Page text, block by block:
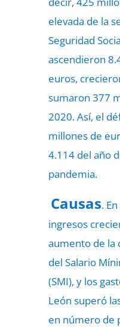
elevada de la
Seguridad
ascendieron
euros,
sumaron 377
2020. Así, el
millones de
4.114 del año
pandemia.
Causas.
ingresos
aumento de la
del Salario
(SMI), y los
León superó
en número de